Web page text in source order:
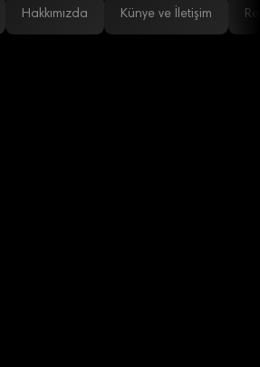
Hakkımızda Künye ve İletişim